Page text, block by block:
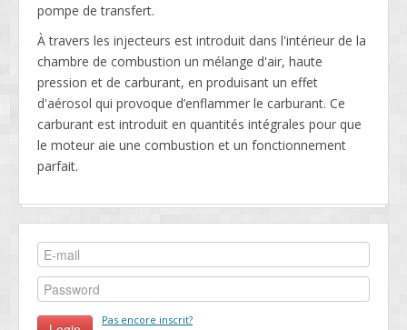
pompe de transfert.
À travers les injecteurs est introduit dans l'intérieur de la
chambre de combustion un mélange d'air, haute
pression et de carburant, en produisant un effet
d'aérosol qui provoque d’enflammer le carburant. Ce
carburant est introduit en quantités intégrales pour que
le moteur aie une combustion et un fonctionnement
parfait.
Pas encore inscrit?